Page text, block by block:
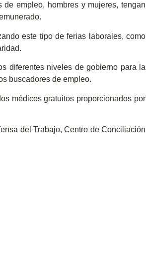
empleo, hombres y mujeres, tengan
este tipo de ferias laborales, como
diferentes niveles de gobierno para la
buscadores de empleo.
médicos gratuitos proporcionados por
del Trabajo, Centro de Conciliación